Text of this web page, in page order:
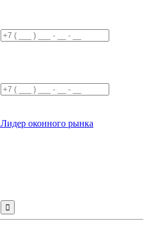
Лидер оконного рынка